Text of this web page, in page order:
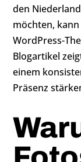
den
möchten,
WordPress-
Blogartikel
einem
Präsenz